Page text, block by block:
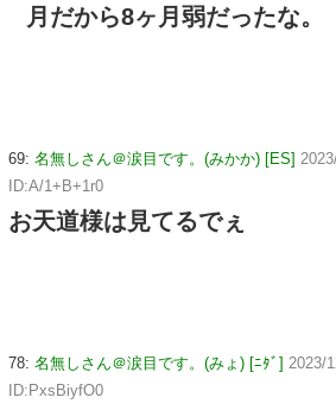
月だから8ヶ月弱だったな。
69: 名無しさん＠涙目です。(みかか) [ES]
ID:A/1+B+1r0
お天道様は見てるでぇ
78: 名無しさん＠涙目です。(みょ) [ﾆﾀﾞ] 2023/
ID:PxsBiyfO0